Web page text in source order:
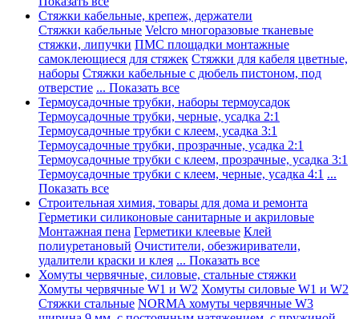
Стяжки кабельные, крепеж, держатели
Стяжки кабельные Velcro многоразовые тканевые
стяжки, липучки ПМС площадки монтажные
самоклеющиеся для стяжек Стяжки для кабеля цветные,
наборы Стяжки кабельные с дюбель пистоном, под
отверстие ... Показать все
Термоусадочные трубки, наборы термоусадок
Термоусадочные трубки, черные, усадка 2:1
Термоусадочные трубки с клеем, усадка 3:1
Термоусадочные трубки, прозрачные, усадка 2:1
Термоусадочные трубки с клеем, прозрачные, усадка 3:1
Термоусадочные трубки с клеем, черные, усадка 4:1 ...
Показать все
Строительная химия, товары для дома и ремонта
Герметики силиконовые санитарные и акриловые
Монтажная пена Герметики клеевые Клей
полиуретановый Очистители, обезжириватели,
удалители краски и клея ... Показать все
Хомуты червячные, силовые, стальные стяжки
Хомуты червячные W1 и W2 Хомуты силовые W1 и W2
Стяжки стальные NORMA хомуты червячные W3